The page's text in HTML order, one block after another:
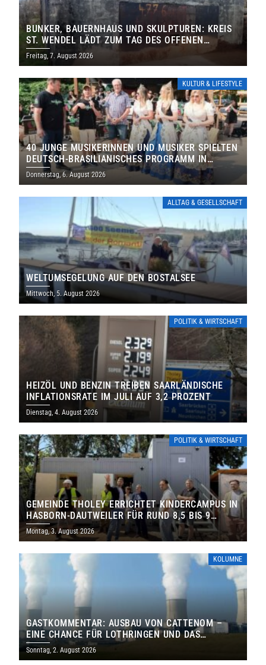
BUNKER, BAUERNHAUS UND SKULPTUREN: KREIS
ST. WENDEL LÄDT ZUM TAG DES OFFENEN
DENKMALS EIN
Freitag, 7. August 2026
KULTUR & LIFESTYLE
40 JUNGE MUSIKERINNEN UND MUSIKER SPIELTEN
DEUTSCH-BRASILIANISCHES PROGRAMM IN
THOLEY
Donnerstag, 6. August 2026
ALLTAG & GESELLSCHAFT
WELTUMSEGELUNG AUF DEN BOSTALSEE
Mittwoch, 5. August 2026
POLITIK & WIRTSCHAFT
HEIZÖL UND BENZIN TREIBEN SAARLÄNDISCHE
INFLATIONSRATE IM JULI AUF 3,2 PROZENT
Dienstag, 4. August 2026
POLITIK & WIRTSCHAFT
GEMEINDE THOLEY ERRICHTET KINDERCAMPUS IN
HASBORN-DAUTWEILER FÜR RUND 8,5 BIS 9
MILLIONEN EURO
Montag, 3. August 2026
KOLUMNE
GASTKOMMENTAR: AUSBAU VON CATTENOM –
EINE CHANCE FÜR LOTHRINGEN UND DAS
SAARLAND
Sonntag, 2. August 2026